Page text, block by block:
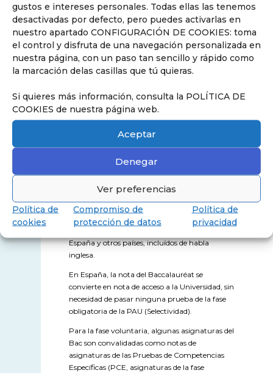
gustos e intereses personales. Todas ellas las tenemos
desactivadas por defecto, pero puedes activarlas en
nuestro apartado CONFIGURACIÓN DE COOKIES: toma
el control y disfruta de una navegación personalizada en
nuestra página, con un paso tan sencillo y rápido como
la marcación delas casillas que tú quieras.
Si quieres más información, consulta la POLÍTICA DE
COOKIES de nuestra página web.
Aceptar
Denegar
Ver preferencias
Política de
cookies
Compromiso de
protección de datos
Política de
privacidad
Al finalizar Bachillerato (Lycée) los alumnos
pueden superar con éxito el Baccalauréat,
cuya obtención depende de las notas de
control continuo de los 2 años de première
tienen lugar al final del año de première, a
mitades y a finales del año de terminale
Baccalauréat constituye el primer grado
universitario en Francia (es decir, un grado
cero). Por ello, el presidente del jurado
encargado de evaluar esta prueba es
necesariamente un profesor universitario.
Si el alumno supera con éxito el exámen obtiene
el Diploma Nacional del Baccalauréat que
España y otros países, incluídos de habla
inglesa.
En España, la nota del Baccalauréat se
convierte en nota de acceso a la Universidad, sin
necesidad de pasar ninguna prueba de la fase
obligatoria de la PAU (Selectividad).
Para la fase voluntaria, algunas asignaturas del
Bac son convalidadas como notas de
asignaturas de las Pruebas de Competencias
Específicas (PCE, asignaturas de la fase